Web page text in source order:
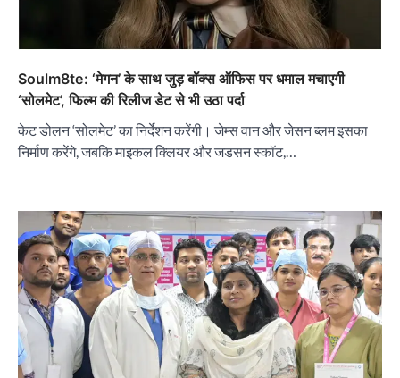
Soulm8te: ‘मेगन’ के साथ जुड़ बॉक्स ऑफिस पर धमाल मचाएगी
‘सोलमेट’, फिल्म की रिलीज डेट से भी उठा पर्दा
केट डोलन ‘सोलमेट’ का निर्देशन करेंगी। जेम्स वान और जेसन ब्लम इसका
निर्माण करेंगे, जबकि माइकल क्लियर और जडसन स्कॉट,…